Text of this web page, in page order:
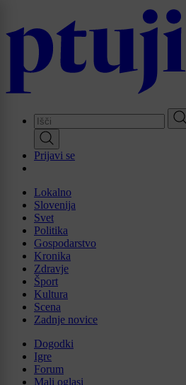
main
Prijavi se
Lokalno
Slovenija
Svet
Politika
Gospodarstvo
Kronika
Zdravje
Šport
Kultura
Scena
Zadnje novice
Dogodki
Igre
Forum
Mali oglasi